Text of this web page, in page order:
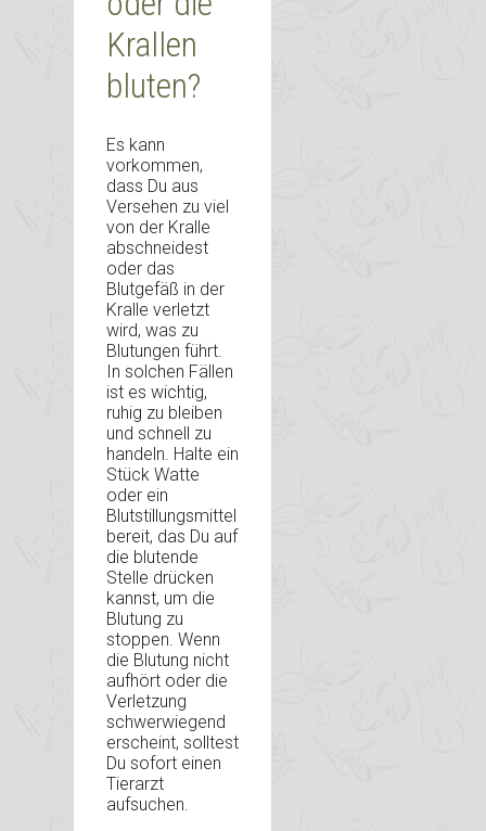
Krallen
bluten?
Es kann
vorkommen,
dass Du aus
Versehen zu viel
von der Kralle
abschneidest
oder das
Blutgefäß in der
Kralle verletzt
wird, was zu
Blutungen führt.
In solchen Fällen
ist es wichtig,
ruhig zu bleiben
und schnell zu
handeln. Halte ein
Stück Watte
oder ein
Blutstillungsmittel
bereit, das Du auf
die blutende
Stelle drücken
kannst, um die
Blutung zu
stoppen. Wenn
die Blutung nicht
aufhört oder die
Verletzung
schwerwiegend
erscheint, solltest
Du sofort einen
Tierarzt
aufsuchen.